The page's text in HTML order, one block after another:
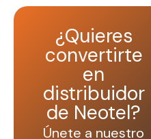
¿Quieres
convertirte
en
distribuidor
de Neotel?
Únete a nuestro